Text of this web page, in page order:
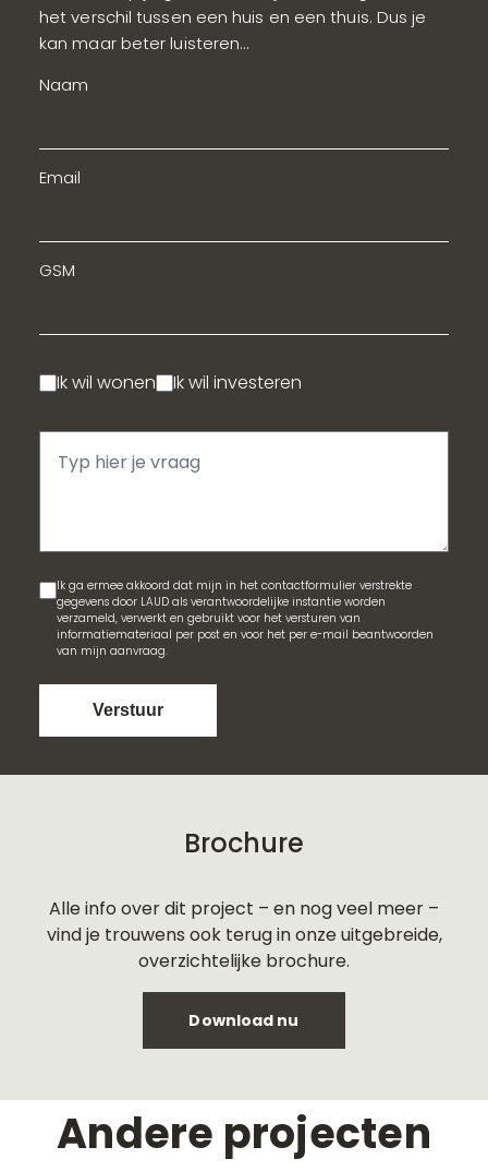
het verschil tussen een huis en een thuis. Dus je
kan maar beter luisteren…
Naam
Email
GSM
Ik wil wonen Ik wil investeren
Ik ga ermee akkoord dat mijn in het contactformulier verstrekte
gegevens door LAUD als verantwoordelijke instantie worden
verzameld, verwerkt en gebruikt voor het versturen van
informatiemateriaal per post en voor het per e-mail beantwoorden
van mijn aanvraag.
Verstuur
Brochure
Alle info over dit project – en nog veel meer –
vind je trouwens ook terug in onze uitgebreide,
overzichtelijke brochure.
Download nu
Andere projecten